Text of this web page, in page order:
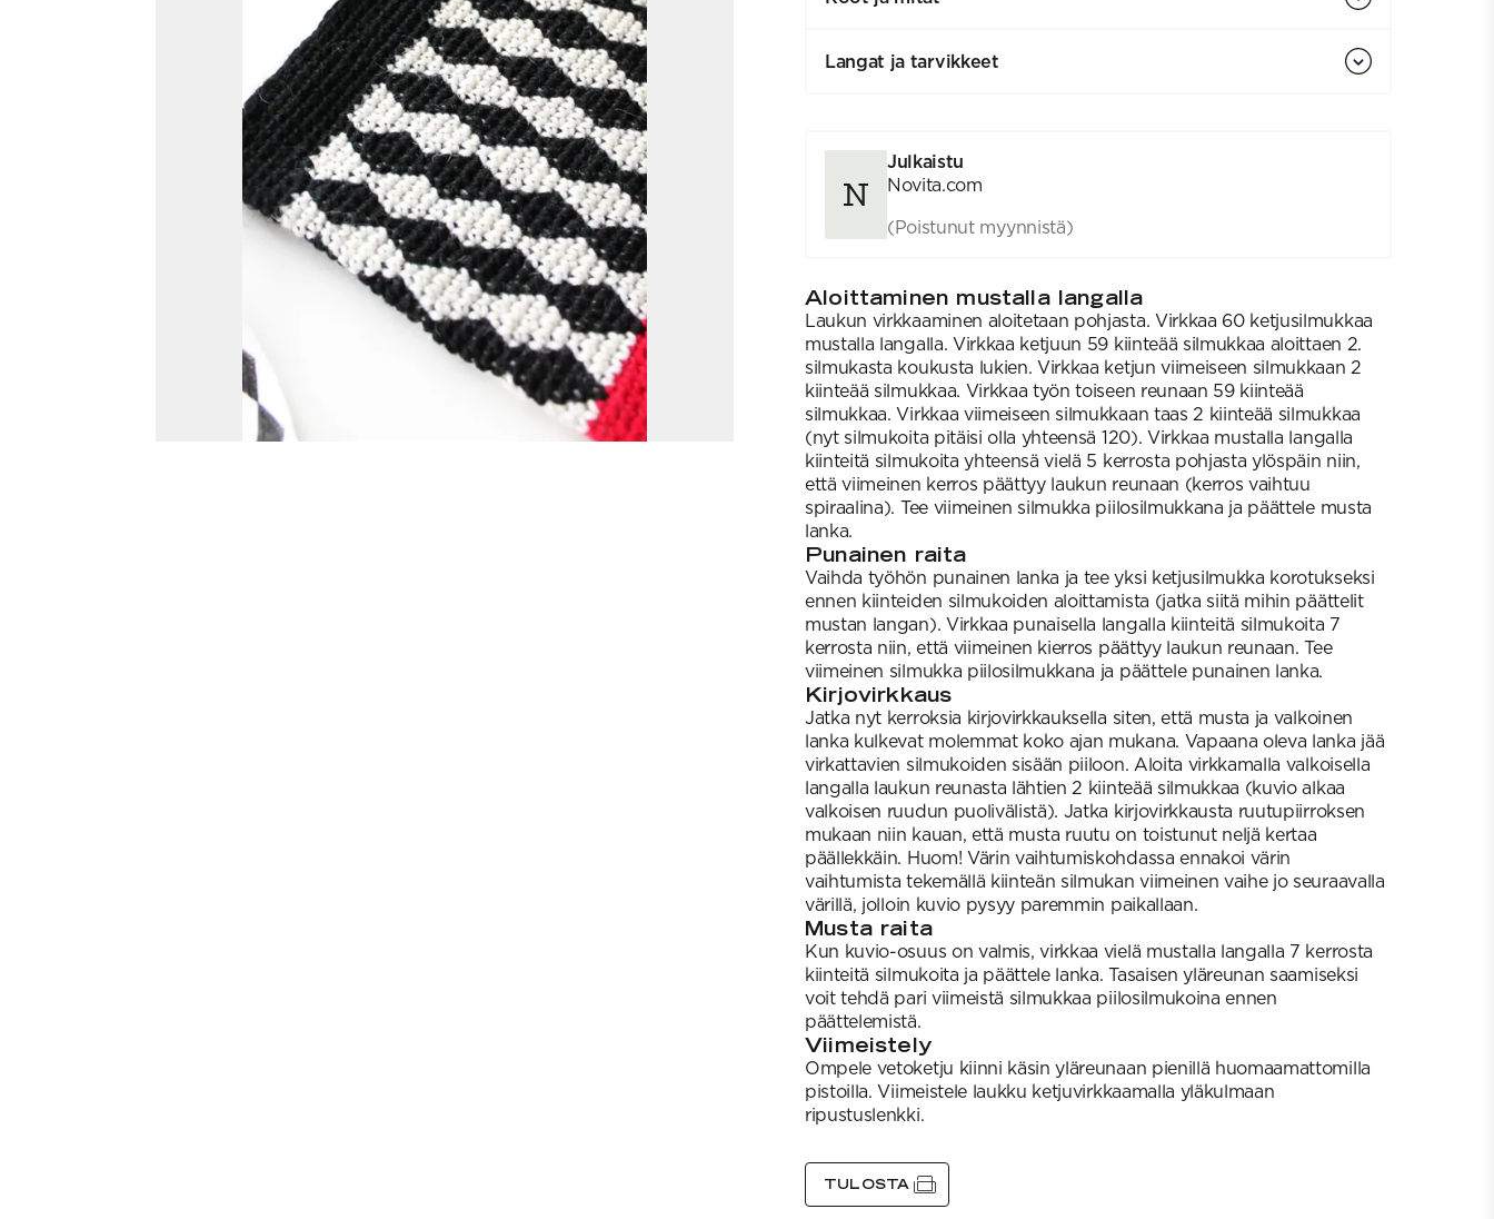
Langat ja tarvikkeet
Julkaistu
Novita.com
(Poistunut myynnistä)
Aloittaminen mustalla langalla
Laukun virkkaaminen aloitetaan pohjasta. Virkkaa 60 ketjusilmukkaa
mustalla langalla. Virkkaa ketjuun 59 kiinteää silmukkaa aloittaen 2.
silmukasta koukusta lukien. Virkkaa ketjun viimeiseen silmukkaan 2
kiinteää silmukkaa. Virkkaa työn toiseen reunaan 59 kiinteää
silmukkaa. Virkkaa viimeiseen silmukkaan taas 2 kiinteää silmukkaa
(nyt silmukoita pitäisi olla yhteensä 120). Virkkaa mustalla langalla
kiinteitä silmukoita yhteensä vielä 5 kerrosta pohjasta ylöspäin niin,
että viimeinen kerros päättyy laukun reunaan (kerros vaihtuu
spiraalina). Tee viimeinen silmukka piilosilmukkana ja päättele musta
lanka.
Punainen raita
Vaihda työhön punainen lanka ja tee yksi ketjusilmukka korotukseksi
ennen kiinteiden silmukoiden aloittamista (jatka siitä mihin päättelit
mustan langan). Virkkaa punaisella langalla kiinteitä silmukoita 7
kerrosta niin, että viimeinen kierros päättyy laukun reunaan. Tee
viimeinen silmukka piilosilmukkana ja päättele punainen lanka.
Kirjovirkkaus
Jatka nyt kerroksia kirjovirkkauksella siten, että musta ja valkoinen
lanka kulkevat molemmat koko ajan mukana. Vapaana oleva lanka jää
virkattavien silmukoiden sisään piiloon. Aloita virkkamalla valkoisella
langalla laukun reunasta lähtien 2 kiinteää silmukkaa (kuvio alkaa
valkoisen ruudun puolivälistä). Jatka kirjovirkkausta ruutupiirroksen
mukaan niin kauan, että musta ruutu on toistunut neljä kertaa
päällekkäin. Huom! Värin vaihtumiskohdassa ennakoi värin
vaihtumista tekemällä kiinteän silmukan viimeinen vaihe jo seuraavalla
värillä, jolloin kuvio pysyy paremmin paikallaan.
Musta raita
Kun kuvio-osuus on valmis, virkkaa vielä mustalla langalla 7 kerrosta
kiinteitä silmukoita ja päättele lanka. Tasaisen yläreunan saamiseksi
voit tehdä pari viimeistä silmukkaa piilosilmukoina ennen
päättelemistä.
Viimeistely
Ompele vetoketju kiinni käsin yläreunaan pienillä huomaamattomilla
pistoilla. Viimeistele laukku ketjuvirkkaamalla yläkulmaan
ripustuslenkki.
TULOSTA